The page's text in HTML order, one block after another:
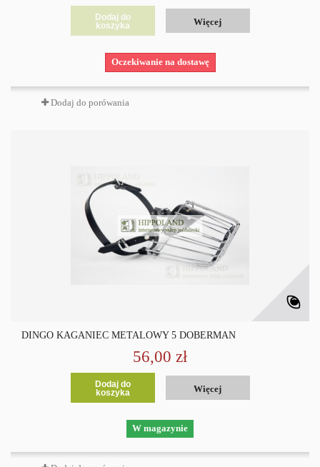
Dodaj do
koszyka
Więcej
Oczekiwanie na dostawę
Dodaj do porówania
DINGO KAGANIEC METALOWY 5 DOBERMAN
56,00 zł
Dodaj do
koszyka
Więcej
W magazynie